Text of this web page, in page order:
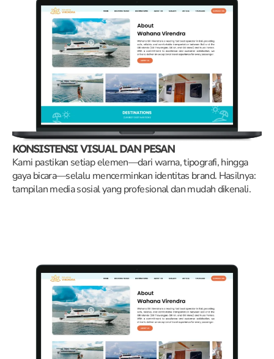
KONSISTENSI VISUAL DAN PESAN
Kami pastikan setiap elemen—dari warna, tipografi, hingga
gaya bicara—selalu mencerminkan identitas brand. Hasilnya:
tampilan media sosial yang profesional dan mudah dikenali.